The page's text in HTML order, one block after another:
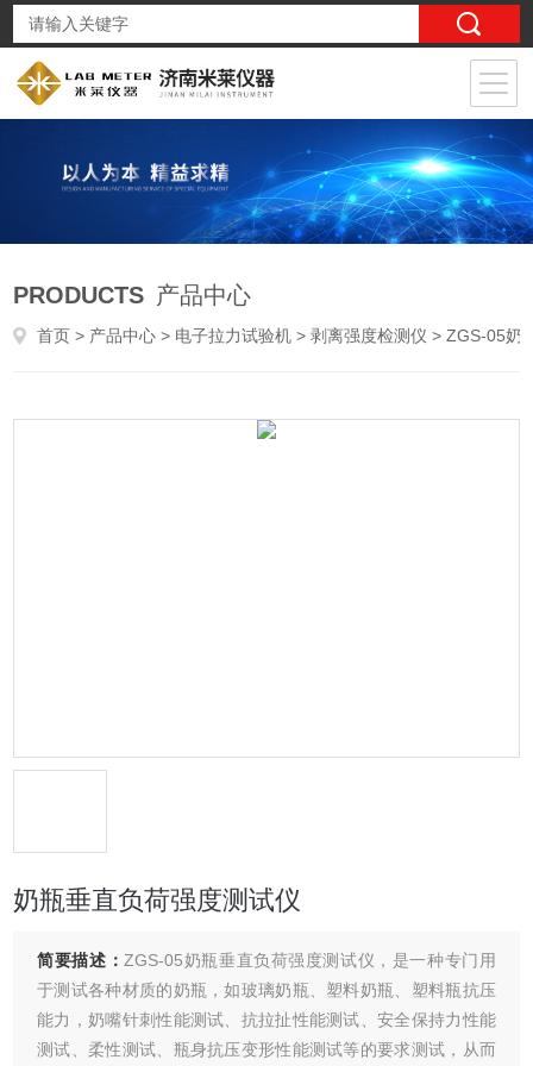
PRODUCTS 产品中心
首页 > 产品中心 > 电子拉力试验机 >剥离强度检测仪 > ZGS-05奶瓶垂直负荷强度测试仪
奶瓶垂直负荷强度测试仪
简要描述： ZGS-05奶瓶垂直负荷强度测试仪，是一种专门用
于测试各种材质的奶瓶，如玻璃奶瓶、塑料奶瓶、塑料瓶抗压
能力，奶嘴针刺性能测试、抗拉扯性能测试、安全保持力性能
测试、柔性测试、瓶身抗压变形性能测试等的要求测试，从而